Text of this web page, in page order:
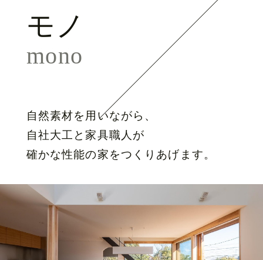
モノ
mono
自然素材を用いながら、
自社大工と家具職人が
確かな性能の家をつくりあげます。